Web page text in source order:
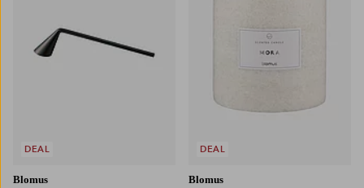
Blomus
DEAL
Blomus
DEAL